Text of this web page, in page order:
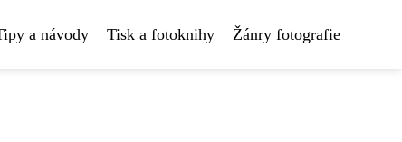
a návody Tisk a fotoknihy Žánry fotografie